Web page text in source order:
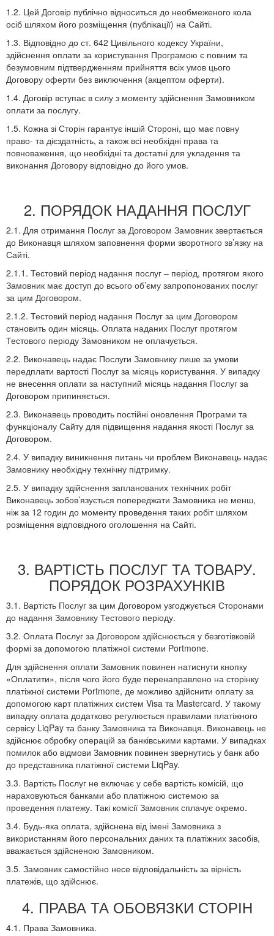
1.2. Цей Договір публічно відноситься до необмеженого кола
осіб шляхом його розміщення (публікації) на Сайті.
1.3. Відповідно до ст. 642 Цивільного кодексу України,
здійснення оплати за користування Програмою є повним та
безумовним підтвердженням прийняття всіх умов цього
Договору оферти без виключення (акцептом оферти).
1.4. Договір вступає в силу з моменту здійснення Замовником
оплати за послугу.
1.5. Кожна зі Сторін гарантує іншій Стороні, що має повну
право- та дієздатність, а також всі необхідні права та
повноваження, що необхідні та достатні для укладення та
виконання Договору відповідно до його умов.
2. ПОРЯДОК НАДАННЯ ПОСЛУГ
2.1. Для отримання Послуг за Договором Замовник звертається
до Виконавця шляхом заповнення форми зворотного зв’язку на
Сайті.
2.1.1. Тестовий період надання послуг – період, протягом якого
Замовник має доступ до всього об’єму запропонованих послуг
за цим Договором.
2.1.2. Тестовий період надання Послуг за цим Договором
становить один місяць. Оплата наданих Послуг протягом
Тестового періоду Замовником не оплачується.
2.2. Виконавець надає Послуги Замовнику лише за умови
передплати вартості Послуг за місяць користування. У випадку
не внесення оплати за наступний місяць надання Послуг за
Договором припиняється.
2.3. Виконавець проводить постійні оновлення Програми та
функціоналу Сайту для підвищення надання якості Послуг за
Договором.
2.4. У випадку виникнення питань чи проблем Виконавець надає
Замовнику необхідну технічну підтримку.
2.5. У випадку здійснення запланованих технічних робіт
Виконавець зобов’язується попереджати Замовника не менш,
ніж за 12 годин до моменту проведення таких робіт шляхом
розміщення відповідного оголошення на Сайті.
3. ВАРТІСТЬ ПОСЛУГ ТА ТОВАРУ.
ПОРЯДОК РОЗРАХУНКІВ
3.1. Вартість Послуг за цим Договором узгоджується Сторонами
до надання Замовнику Тестового періоду.
3.2. Оплата Послуг за Договором здійснюється у безготівковій
формі за допомогою платіжної системи Portmone.
Для здійснення оплати Замовник повинен натиснути кнопку
«Оплатити», після чого його буде перенаправлено на сторінку
платіжної системи Portmone, де можливо здійснити оплату за
допомогою карт платіжних систем Visa та Mastercard. У такому
випадку оплата додатково регулюється правилами платіжного
сервісу LiqPay та банку Замовника та Виконавця. Виконавець не
здійснює обробку операцій за банківськими картами. У випадках
помилок або відмови Замовник повинен звернутись у банк або
до представника платіжної системи LiqPay.
3.3. Вартість Послуг не включає у себе вартість комісій, що
нараховуються банками або платіжною системою за
проведення платежу. Такі комісії Замовник сплачує окремо.
3.4. Будь-яка оплата, здійснена від імені Замовника з
використанням його персональних даних та платіжних засобів,
вважається здійсненою Замовником.
3.5. Замовник самостійно несе відповідальність за вірність
платежів, що здійснює.
4. ПРАВА ТА ОБОВЯЗКИ СТОРІН
4.1. Права Замовника.